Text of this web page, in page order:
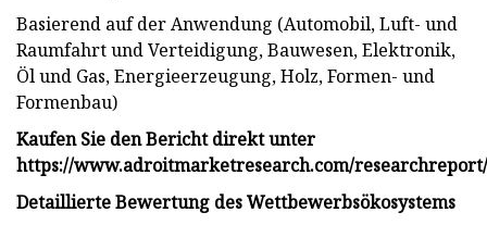
Basierend auf der Anwendung (Automobil, Luft- und
Raumfahrt und Verteidigung, Bauwesen, Elektronik,
Öl und Gas, Energieerzeugung, Holz, Formen- und
Formenbau)
Kaufen Sie den Bericht direkt unter
https://www.adroitmarketresearch.com/
Detaillierte Bewertung des Wettbewerbsökosystems